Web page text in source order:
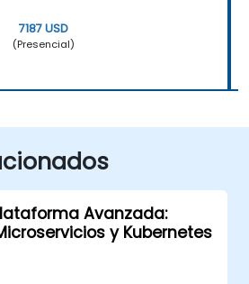
7187 USD
(Presencial)
Avanzada:
y Kubernetes